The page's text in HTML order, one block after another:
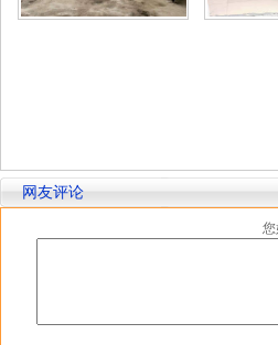
网友评论